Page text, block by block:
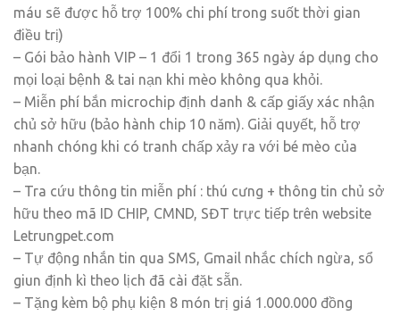
máu sẽ được hỗ trợ 100% chi phí trong suốt thời gian
điều trị)
– Gói bảo hành VIP – 1 đổi 1 trong 365 ngày áp dụng cho
mọi loại bệnh & tai nạn khi mèo không qua khỏi.
– Miễn phí bắn microchip định danh & cấp giấy xác nhận
chủ sở hữu (bảo hành chip 10 năm). Giải quyết, hỗ trợ
nhanh chóng khi có tranh chấp xảy ra với bé mèo của
bạn.
– Tra cứu thông tin miễn phí : thú cưng + thông tin chủ sở
hữu theo mã ID CHIP, CMND, SĐT trực tiếp trên website
Letrungpet.com
– Tự động nhắn tin qua SMS, Gmail nhắc chích ngừa, sổ
giun định kì theo lịch đã cài đặt sẵn.
– Tặng kèm bộ phụ kiện 8 món trị giá 1.000.000 đồng